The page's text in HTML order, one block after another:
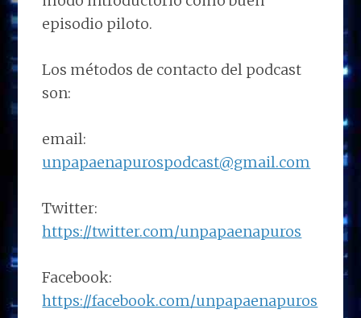
episodio piloto.
Los métodos de contacto del podcast
son:
email:
unpapaenapurospodcast@gmail.com
Twitter:
https://twitter.com/unpapaenapuros
Facebook:
https://facebook.com/unpapaenapuros